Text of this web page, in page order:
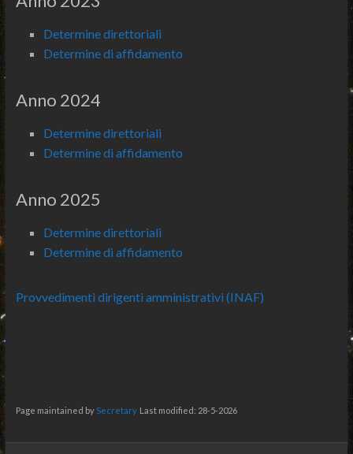
Determine direttoriali
Determine di affidamento
Anno 2024
Determine direttoriali
Determine di affidamento
Anno 2025
Determine direttoriali
Determine di affidamento
Provvedimenti dirigenti amministrativi (INAF)
Page maintained by Secretary Last modified: 28-5-2026